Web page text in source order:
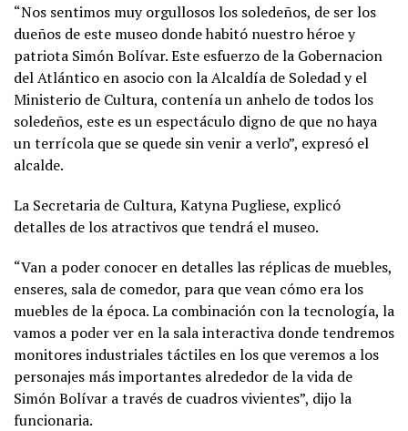
“Nos sentimos muy orgullosos los soledeños, de ser los
dueños de este museo donde habitó nuestro héroe y
patriota Simón Bolívar. Este esfuerzo de la Gobernacion
del Atlántico en asocio con la Alcaldía de Soledad y el
Ministerio de Cultura, contenía un anhelo de todos los
soledeños, este es un espectáculo digno de que no haya
un terrícola que se quede sin venir a verlo”, expresó el
alcalde.
La Secretaria de Cultura, Katyna Pugliese, explicó
detalles de los atractivos que tendrá el museo.
“Van a poder conocer en detalles las réplicas de muebles,
enseres, sala de comedor, para que vean cómo era los
muebles de la época. La combinación con la tecnología, la
vamos a poder ver en la sala interactiva donde tendremos
monitores industriales táctiles en los que veremos a los
personajes más importantes alrededor de la vida de
Simón Bolívar a través de cuadros vivientes”, dijo la
funcionaria.